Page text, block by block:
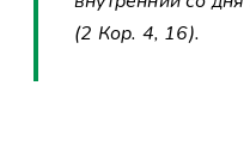
(2 Кор. 4, 16).